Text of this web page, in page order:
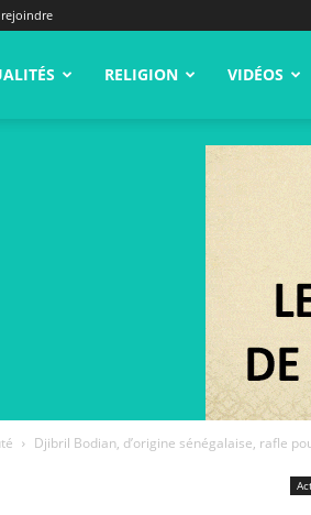
RELIGION VIDÉOS
Djibril Bodian, d’origine sénégalaise, rafle